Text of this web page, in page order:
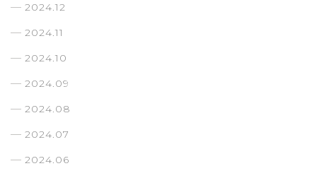
2024.12
2024.11
2024.10
2024.09
2024.08
2024.07
2024.06